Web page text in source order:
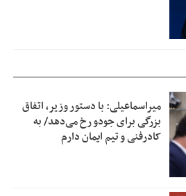
میراسماعیلی: با دستور وزیر، اتفاق
بزرگی برای جودو رخ می‌دهد/ به
کادرفنی و تیم ایمان دارم